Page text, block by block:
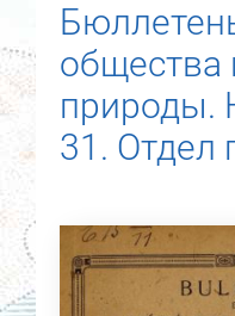
Новости
О нас
Контакты
Партнеры
общества
природы.
31. Отдел